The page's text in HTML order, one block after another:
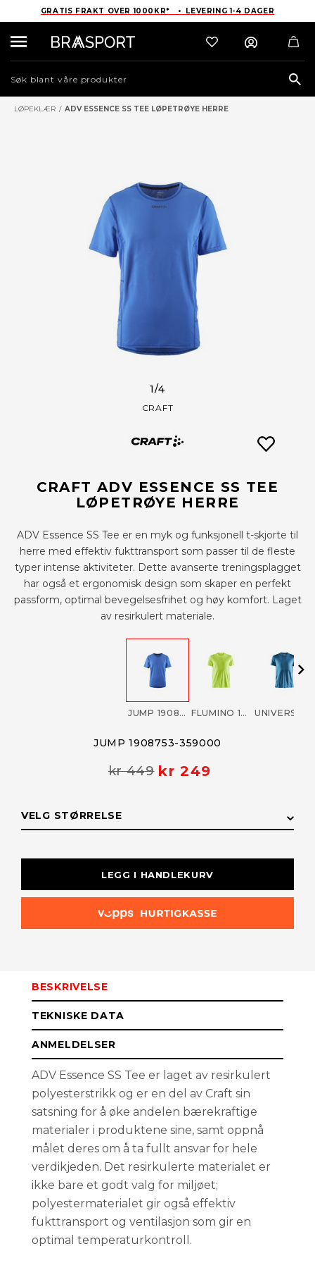
GRATIS FRAKT OVER 1000KR* • LEVERING 1-4 DAGER
LØPEKLÆR / ADV ESSENCE SS TEE LØPETRØYE HERRE
1/4
CRAFT
CRAFT ADV ESSENCE SS TEE
LØPETRØYE HERRE
ADV Essence SS Tee er en myk og funksjonell t-skjorte til
herre med effektiv fukttransport som passer til de fleste
typer intense aktiviteter. Dette avanserte treningsplagget
har også et ergonomisk design som skaper en perfekt
passform, optimal bevegelsesfrihet og høy komfort. Laget
av resirkulert materiale.
JUMP 1908753-359000 FLUMINO 1908753-851000
JUMP 1908753-359000
kr 449 kr 249
VELG STØRRELSE
STØRRELSE LAGERSTATUS
LEGG I HANDLEKURV
BESKRIVELSE
TEKNISKE DATA
ANMELDELSER
ADV Essence SS Tee er laget av resirkulert
polyesterstrikk og er en del av Craft sin
satsning for å øke andelen bærekraftige
materialer i produktene sine, samt oppnå
målet deres om å ta fullt ansvar for hele
verdikjeden. Det resirkulerte materialet er
ikke bare et godt valg for miljøet;
polyestermaterialet gir også effektiv
fukttransport og ventilasjon som gir en
optimal temperaturkontroll.